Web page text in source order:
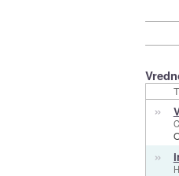
»
»